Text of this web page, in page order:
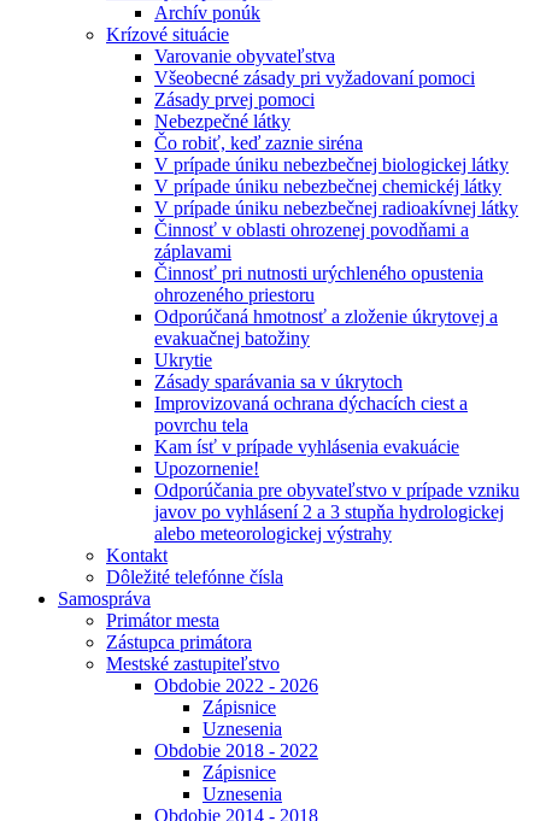
Archív ponúk
Krízové situácie
Varovanie obyvateľstva
Všeobecné zásady pri vyžadovaní pomoci
Zásady prvej pomoci
Nebezpečné látky
Čo robiť, keď zaznie siréna
V prípade úniku nebezbečnej biologickej látky
V prípade úniku nebezbečnej chemickéj látky
V prípade úniku nebezbečnej radioakívnej látky
Činnosť v oblasti ohrozenej povodňami a
záplavami
Činnosť pri nutnosti urýchleného opustenia
ohrozeného priestoru
Odporúčaná hmotnosť a zloženie úkrytovej a
evakuačnej batožiny
Ukrytie
Zásady sparávania sa v úkrytoch
Improvizovaná ochrana dýchacích ciest a
povrchu tela
Kam ísť v prípade vyhlásenia evakuácie
Upozornenie!
Odporúčania pre obyvateľstvo v prípade vzniku
javov po vyhlásení 2 a 3 stupňa hydrologickej
alebo meteorologickej výstrahy
Kontakt
Dôležité telefónne čísla
Samospráva
Primátor mesta
Zástupca primátora
Mestské zastupiteľstvo
Obdobie 2022 - 2026
Zápisnice
Uznesenia
Obdobie 2018 - 2022
Zápisnice
Uznesenia
Obdobie 2014 - 2018